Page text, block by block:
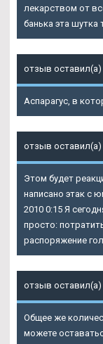
лекарством от
банька эта шутка
отзыв оставил(а)
Аспарагус, в
отзыв оставил(а)
Этом будет
написано этак с
2010 0:15 Я
просто:
распоряжение
отзыв оставил(а)
Общее же
можете